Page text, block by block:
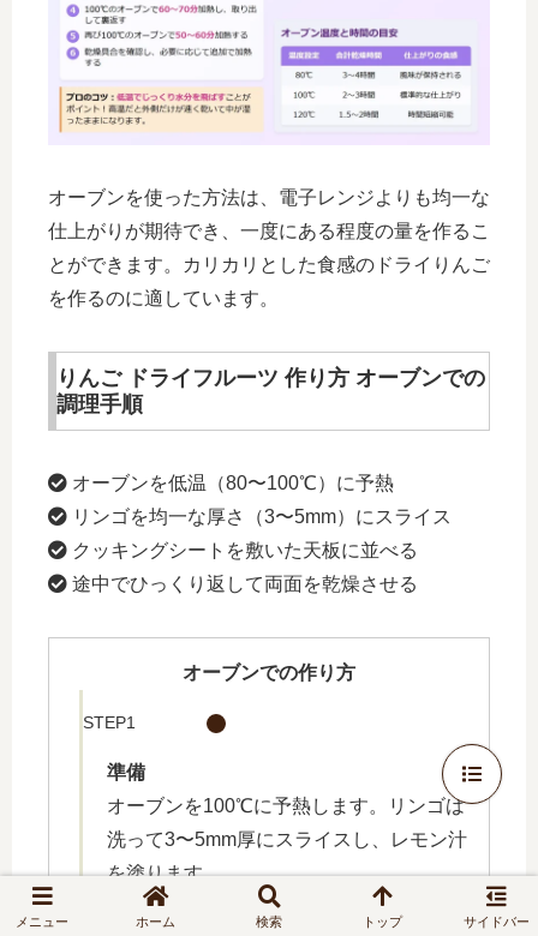
オーブンを使った方法は、電子レンジよりも均一な
仕上がりが期待でき、一度にある程度の量を作るこ
とができます。カリカリとした食感のドライりんご
を作るのに適しています。
りんご ドライフルーツ 作り方 オーブンでの
調理手順
オーブンを低温（80〜100℃）に予熱
リンゴを均一な厚さ（3〜5mm）にスライス
クッキングシートを敷いた天板に並べる
途中でひっくり返して両面を乾燥させる
オーブンでの作り方
STEP1
準備
オーブンを100℃に予熱します。リンゴは
洗って3〜5mm厚にスライスし、レモン汁
を塗ります。
メニュー ホーム 検索 トップ サイドバー